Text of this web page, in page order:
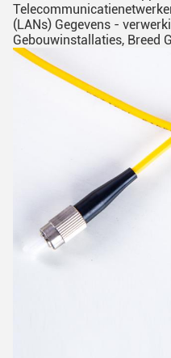
(LANs) Gegevens -
Gebouwinstallaties, Breed